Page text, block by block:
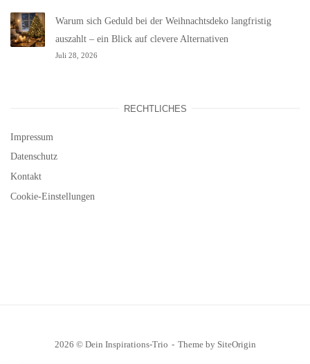
Warum sich Geduld bei der Weihnachtsdeko langfristig
auszahlt – ein Blick auf clevere Alternativen
Juli 28, 2026
RECHTLICHES
Impressum
Datenschutz
Kontakt
Cookie-Einstellungen
2026 © Dein Inspirations-Trio Theme by SiteOrigin